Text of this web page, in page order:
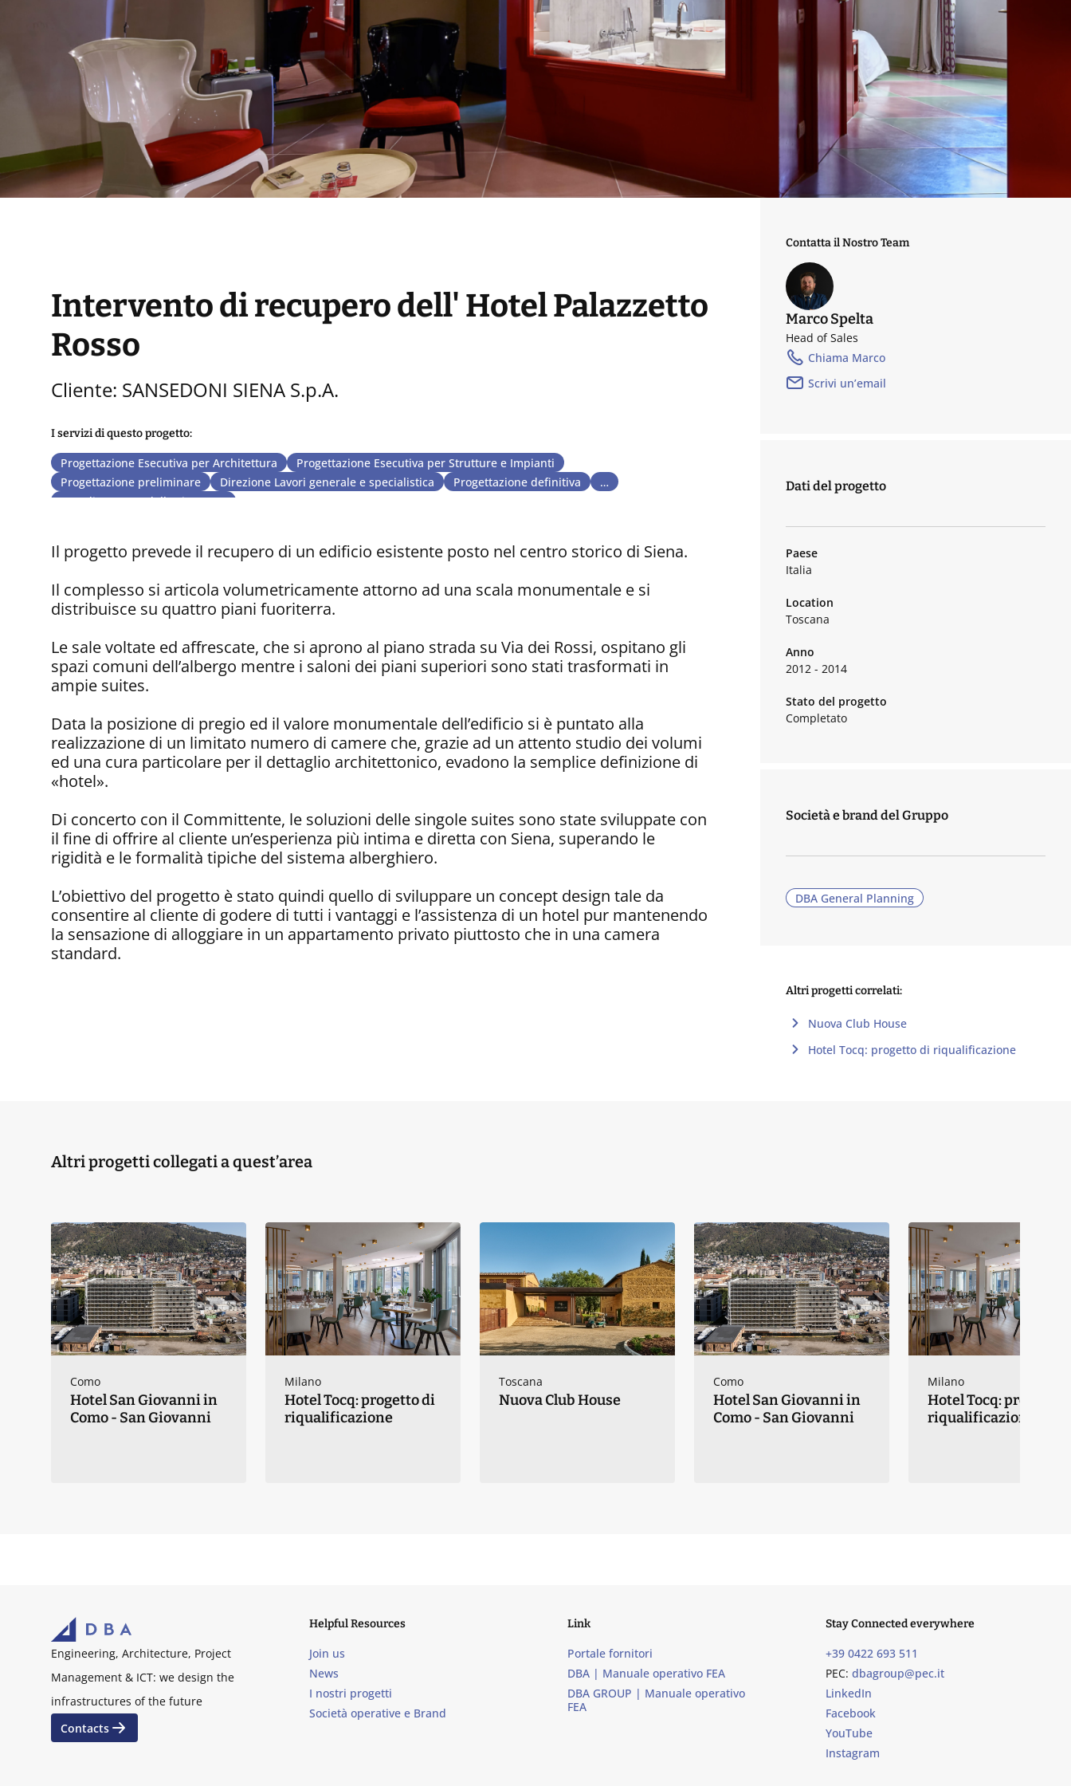
Intervento di recupero dell' Hotel Palazzetto
Rosso
Cliente: SANSEDONI SIENA S.p.A.
I servizi di questo progetto:
Progettazione Esecutiva per Architettura
Progettazione Esecutiva per Strutture e Impianti
Progettazione preliminare
Direzione Lavori generale e specialistica Progettazione definitiva
…
Coordinamento della sicurezza
Il progetto prevede il recupero di un edificio esistente posto nel centro storico di Siena.
Il complesso si articola volumetricamente attorno ad una scala monumentale e si
distribuisce su quattro piani fuoriterra.
Le sale voltate ed affrescate, che si aprono al piano strada su Via dei Rossi, ospitano gli
spazi comuni dell’albergo mentre i saloni dei piani superiori sono stati trasformati in
ampie suites.
Data la posizione di pregio ed il valore monumentale dell’edificio si è puntato alla
realizzazione di un limitato numero di camere che, grazie ad un attento studio dei volumi
ed una cura particolare per il dettaglio architettonico, evadono la semplice definizione di
«hotel».
Di concerto con il Committente, le soluzioni delle singole suites sono state sviluppate con
il fine di offrire al cliente un’esperienza più intima e diretta con Siena, superando le
rigidità e le formalità tipiche del sistema alberghiero.
L’obiettivo del progetto è stato quindi quello di sviluppare un concept design tale da
consentire al cliente di godere di tutti i vantaggi e l’assistenza di un hotel pur mantenendo
la sensazione di alloggiare in un appartamento privato piuttosto che in una camera
standard.
Contatta il Nostro Team
Marco Spelta
Head of Sales
Chiama Marco
Scrivi un’email
Dati del progetto
Paese
Italia
Location
Toscana
Anno
2012 - 2014
Stato del progetto
Completato
Società e brand del Gruppo
DBA General Planning
Altri progetti correlati:
Nuova Club House
Hotel Tocq: progetto di riqualificazione
Altri progetti collegati a quest’area
Como
Hotel San Giovanni in
Como - San Giovanni
Milano
Hotel Tocq: progetto di
riqualificazione
Toscana
Nuova Club House
Como
Hotel San Giovanni in
Como - San Giovanni
Milano
Hotel Tocq: progetto
riqualificazione
Engineering, Architecture, Project
Management & ICT: we design the
infrastructures of the future
Contacts
Helpful Resources
Join us
News
I nostri progetti
Società operative e Brand
Link
Portale fornitori
DBA | Manuale operativo FEA
DBA GROUP | Manuale operativo
FEA
Stay Connected everywhere
+39 0422 693 511
PEC: dbagroup@pec.it
LinkedIn
Facebook
YouTube
Instagram